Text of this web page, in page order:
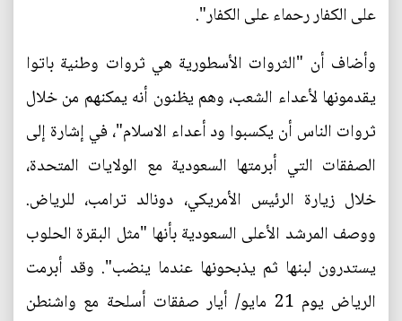
على الكفار رحماء على الكفار".
وأضاف أن "الثروات الأسطورية هي ثروات وطنية باتوا
يقدمونها لأعداء الشعب، وهم يظنون أنه يمكنهم من خلال
ثروات الناس أن يكسبوا ود أعداء الاسلام"، في إشارة إلى
الصفقات التي أبرمتها السعودية مع الولايات المتحدة،
خلال زيارة الرئيس الأمريكي، دونالد ترامب، للرياض.
ووصف المرشد الأعلى السعودية بأنها "مثل البقرة الحلوب
يستدرون لبنها ثم يذبحونها عندما ينضب". وقد أبرمت
الرياض يوم 21 مايو/ أيار صفقات أسلحة مع واشنطن